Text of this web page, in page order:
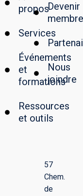
propos
Services
Événements
et
formations
Ressources
et outils
Devenir
membre
Nous
joindre
57
Chem.
de